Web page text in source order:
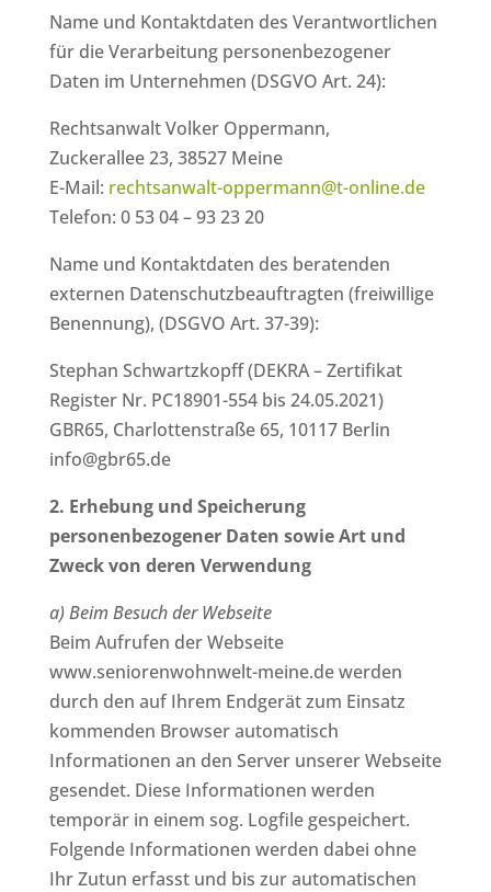
Name und Kontaktdaten des Verantwortlichen
für die Verarbeitung personenbezogener
Daten im Unternehmen (DSGVO Art. 24):
Rechtsanwalt Volker Oppermann,
Zuckerallee 23, 38527 Meine
E-Mail: rechtsanwalt-oppermann@t-online.de
Telefon: 0 53 04 – 93 23 20
Name und Kontaktdaten des beratenden
externen Datenschutzbeauftragten (freiwillige
Benennung), (DSGVO Art. 37-39):
Stephan Schwartzkopff (DEKRA – Zertifikat
Register Nr. PC18901-554 bis 24.05.2021)
GBR65, Charlottenstraße 65, 10117 Berlin
info@gbr65.de
2. Erhebung und Speicherung
personenbezogener Daten sowie Art und
Zweck von deren Verwendung
a) Beim Besuch der Webseite
Beim Aufrufen der Webseite
www.seniorenwohnwelt-meine.de werden
durch den auf Ihrem Endgerät zum Einsatz
kommenden Browser automatisch
Informationen an den Server unserer Webseite
gesendet. Diese Informationen werden
temporär in einem sog. Logfile gespeichert.
Folgende Informationen werden dabei ohne
Ihr Zutun erfasst und bis zur automatischen